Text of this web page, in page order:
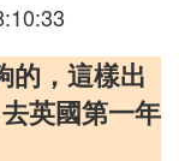
的，這樣出
英國第一年